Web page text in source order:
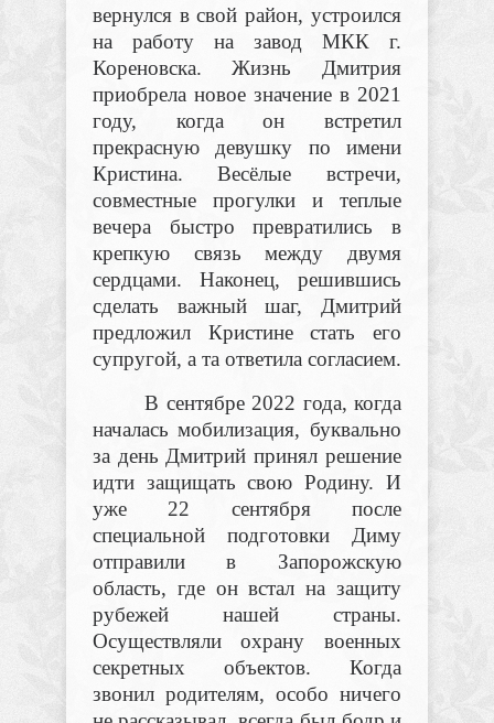
вернулся в свой район, устроился
на работу на завод МКК г.
Кореновска. Жизнь Дмитрия
приобрела новое значение в 2021
году, когда он встретил
прекрасную девушку по имени
Кристина. Весёлые встречи,
совместные прогулки и теплые
вечера быстро превратились в
крепкую связь между двумя
сердцами. Наконец, решившись
сделать важный шаг, Дмитрий
предложил Кристине стать его
супругой, а та ответила согласием.
В сентябре 2022 года, когда
началась мобилизация, буквально
за день Дмитрий принял решение
идти защищать свою Родину. И
уже 22 сентября после
специальной подготовки Диму
отправили в Запорожскую
область, где он встал на защиту
рубежей нашей страны.
Осуществляли охрану военных
секретных объектов. Когда
звонил родителям, особо ничего